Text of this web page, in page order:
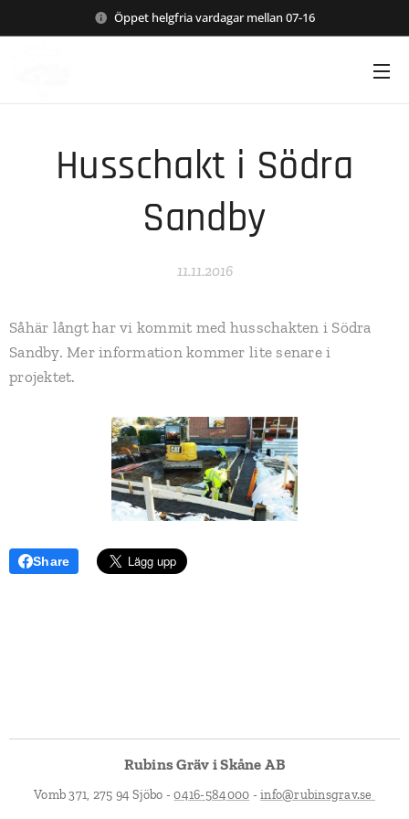
Öppet helgfria vardagar mellan 07-16
Husschakt i Södra
Sandby
11.11.2016
Såhär långt har vi kommit med husschakten i Södra
Sandby. Mer information kommer lite senare i
projektet.
Share
Rubins Gräv i Skåne AB
Vomb 371, 275 94 Sjöbo -0416-584000 -info@rubinsgrav.se